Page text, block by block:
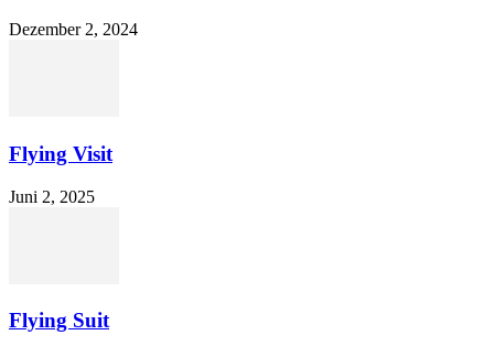
Dezember 2, 2024
Flying Visit
Juni 2, 2025
Flying Suit